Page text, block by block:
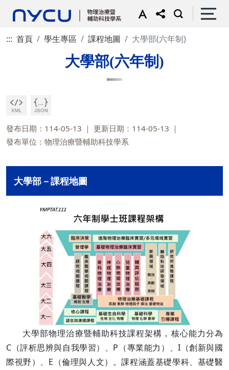
::: 首頁 學生專區 課程地圖 大學部(六年制)
大學部(六年制)
發布日期：114-05-13
更新日期：114-05-13
發布單位：物理治療暨輔助科技學系
大學部－課程地圖
大學部物理治療暨輔助科技課程架構，核心能力分為
C（評析思辨與自我學習）、P（專業能力）、I（創新與國
際視野）、E（倫理與人文）。課程涵蓋基礎學科、基礎醫